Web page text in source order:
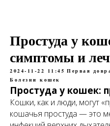
Простуда у
симптомы и
2024-11-22 11:45 Первая
Болезни кошек
Простуда у кошек:
Кошки, как и люди, могут
кошачья простуда — это